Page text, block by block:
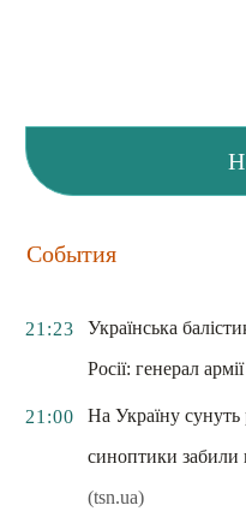
События
21:23
Українська
Росії: генерал
21:00
На Україну сунуть
синоптики забили
(tsn.ua)